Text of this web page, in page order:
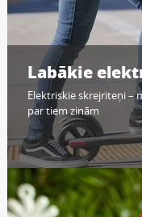
Labākie
Elektriskie skrejriteņi –
par tiem zinām